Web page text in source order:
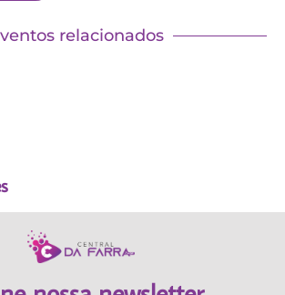
relacionados